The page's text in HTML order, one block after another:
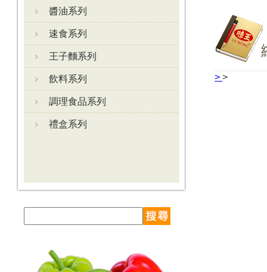
醬油系列
速食系列
王子麵系列
飲料系列
調理食品系列
禮盒系列
> >